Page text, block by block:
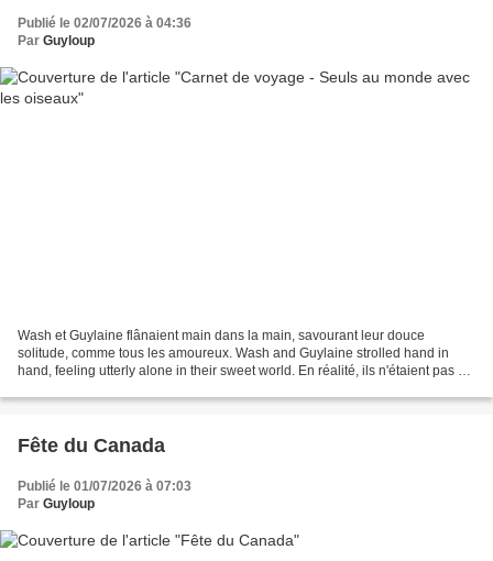
Publié le 02/07/2026 à 04:36
Par Guyloup
Wash et Guylaine flânaient main dans la main, savourant leur douce
solitude, comme tous les amoureux. Wash and Guylaine strolled hand in
hand, feeling utterly alone in their sweet world. En réalité, ils n'étaient pas si
Fête du Canada
Publié le 01/07/2026 à 07:03
Par Guyloup